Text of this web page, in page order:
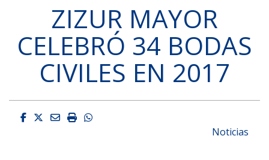
ZIZUR MAYOR
CELEBRÓ 34 BODAS
CIVILES EN 2017
Facebook
Twitter
EmailImprimirWhatsapp
Noticias